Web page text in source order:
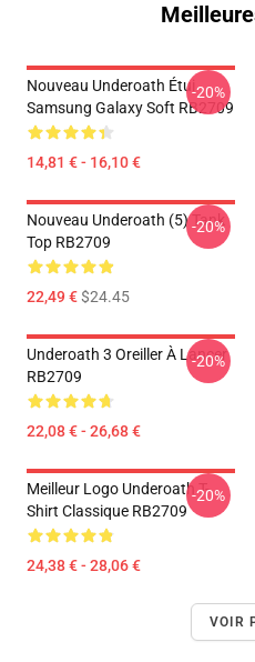
Nouveau Underoath Étui
Samsung Galaxy Soft RB2709
14,81 € - 16,10 €
-20%
Nouveau Underoath (5) Tank
Top RB2709
22,49 €$24.45
-20%
Underoath 3 Oreiller À Lancer
RB2709
22,08 € - 26,68 €
-20%
Meilleur Logo Underoath T-
Shirt Classique RB2709
24,38 € - 28,06 €
-20%
VOIR